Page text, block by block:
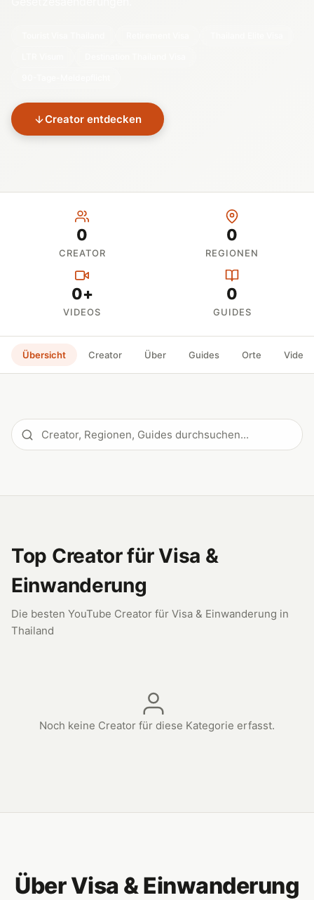
Creator entdecken
0
CREATOR
0
REGIONEN
0+
VIDEOS
0
GUIDES
Übersicht Creator Über Guides Orte Videos
Top Creator für Visa &
Einwanderung
Die besten YouTube Creator für Visa & Einwanderung in
Thailand
Noch keine Creator für diese Kategorie erfasst.
Über Visa & Einwanderung